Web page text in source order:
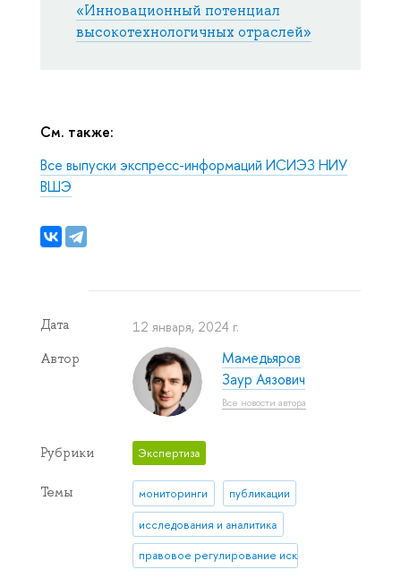
«Инновационный потенциал
высокотехнологичных отраслей»
См. также:
Все выпуски экспресс-информаций ИСИЭЗ НИУ
ВШЭ
Дата 12 января, 2024 г.
Автор
Мамедьяров
Заур Аязович
Все новости автора
Рубрики Экспертиза
Темы мониторинги публикации
исследования и аналитика
правовое регулирование искусственного